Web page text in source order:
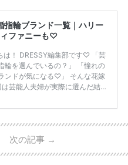
指輪ブランド一覧｜ハリー
ファニーも♡
は！ DRESSY編集部です♡ 「芸
輪を選んでいるの？」 「憧れの
ンドが気になる♡」 そんな花嫁
芸能人夫婦が実際に選んだ結婚
ティエ、ティファニーなど世界
ドまで幅広くご紹介。 さらに、
夫婦 ・リングの特徴や魅力 ・
次の記事 →